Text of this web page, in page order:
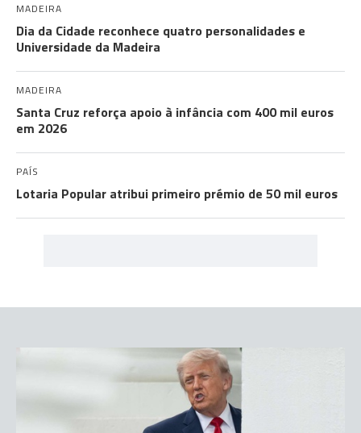
MADEIRA
Dia da Cidade reconhece quatro personalidades e
Universidade da Madeira
MADEIRA
Santa Cruz reforça apoio à infância com 400 mil euros
em 2026
PAÍS
Lotaria Popular atribui primeiro prémio de 50 mil euros